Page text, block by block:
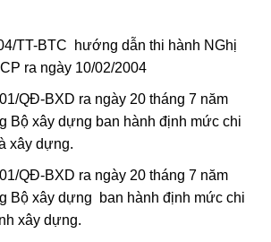
TT-BTC hướng dẫn thi hành NGhị
ra ngày 10/02/2004
QĐ-BXD ra ngày 20 tháng 7 năm
Bộ xây dựng ban hành định mức chi
xây dựng.
QĐ-BXD ra ngày 20 tháng 7 năm
Bộ xây dựng ban hành định mức chi
xây dựng.